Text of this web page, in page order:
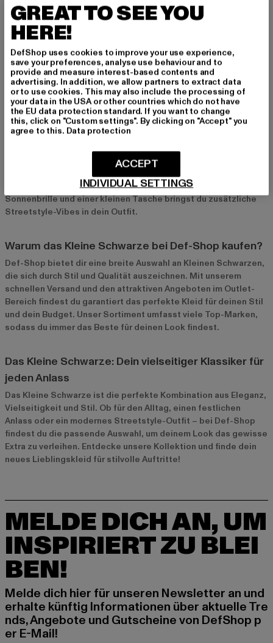
lässig und bringt eine coole Note in deinen Look. Perfekt für ein
Treffen mit Freunden oder einen Spaziergang in der Stadt.
Eleganter Abend-Look mit High Heels und Clutch
Ein festlicher Abendlook gelingt dir mit High Heels und einer
schicken Clutch. Dieser Stil ist glamourös und lässt dich
elegant wirken. Mit feinem Schmuck und einem Hauch von
Parfum bist du für jeden Abend perfekt gekleidet.
Für einen modernen und urbanen Look kombinierst du dein
Style ist bequem und ideal für den Alltag. Mit einer
Sonnenbrille und einer kleinen Tasche bringst du zusätzliche
Streetstyle-Vibes in dein Outfit.
Warum das Kleine Schwarze bei Def-Shop kaufen?
Def-Shop bietet dir eine breite Auswahl an Kleinen Schwarzen,
die sich durch Stil und Qualität auszeichnen. Mit unserem
schnellen Versand und den attraktiven Angeboten im Outlet-
Bereich findest du garantiert das perfekte Kleid für deinen Stil
und dein Budget. Unser Sortiment umfasst viele Top-Marken,
sodass du immer das Beste für deinen Look findest.
Das Kleine Schwarze: Dein vielseitiger Klassiker für
jeden Anlass
Das Kleine Schwarze ist die perfekte Kombination aus Eleganz,
Vielseitigkeit und Stil. Ob für den Alltag, einen festlichen
Anlass oder ein modernes Streetstyle-Outfit – bei Def-Shop
findest du die passende Auswahl, um deinem Look das gewisse
Extra zu verleihen. Entdecke unsere Kollektion und finde dein
neues Lieblingskleid für stilvolle Auftritte!
MELDE DICH AN, UM
INSPIRIERT ZU BLEI
BEN!
Melde dich hier für unseren Newsletter an und
erhalte künftig Informationen über aktuelle Tre
nds, Angebote und Gutscheine von DefShop p
er E-Mail!
GREAT TO SEE YOU
HERE!
DefShop uses cookies to improve your use experience,
save your preferences, analyse use behaviour and to
provide and measure interest-based contents and
advertising. In addition, we allow partners to extract data
or to use cookies. This may also include the processing of
your data in the USA or other countries which do not have
the EU data protection standard. If you want to change
this, click on "Custom settings". By clicking on "Accept" you
agree to this. Data protection
INDIVIDUAL SETTINGS
ACCEPT